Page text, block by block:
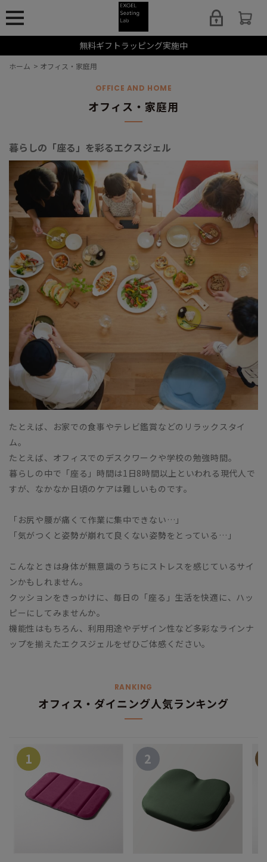
無料ギフトラッピング実施中
OFFICE AND HOME
オフィス・家庭用
暮らしの「座る」を彩るエクスジェル
たとえば、お家での食事やテレビ鑑賞などのリラックスタイ
ム。
たとえば、オフィスでのデスクワークや学校の勉強時間。
暮らしの中で「座る」時間は1日8時間以上といわれる現代人で
すが、なかなか日頃のケアは難しいものです。
「お尻や腰が痛くて作業に集中できない…」
「気がつくと姿勢が崩れて良くない姿勢をとっている…」
こんなときは身体が無意識のうちにストレスを感じているサイ
ンかもしれません。
クッションをきっかけに、毎日の「座る」生活を快適に、ハッ
ピーにしてみませんか。
機能性はもちろん、利用用途やデザイン性など多彩なラインナ
ップを揃えたエクスジェルをぜひご体感ください。
RANKING
オフィス・ダイニング人気ランキング
1 2
ホーム > オフィス・家庭用